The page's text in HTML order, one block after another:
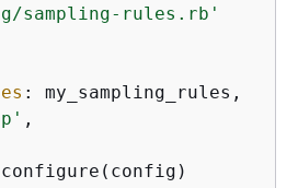
sampling-rules.rb'
: my_sampling_rules,
,